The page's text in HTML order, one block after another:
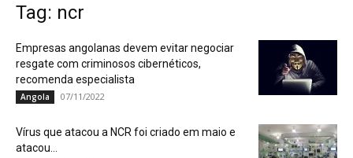
Tag: ncr
Empresas angolanas devem evitar negociar
resgate com criminosos cibernéticos,
recomenda especialista
Angola 07/11/2022
Vírus que atacou a NCR foi criado em maio e
atacou...